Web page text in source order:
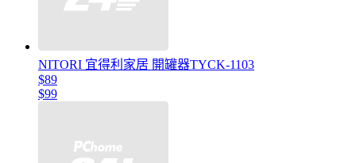
NITORI 宜得利家居 開罐器TYCK-1103
$89
$99